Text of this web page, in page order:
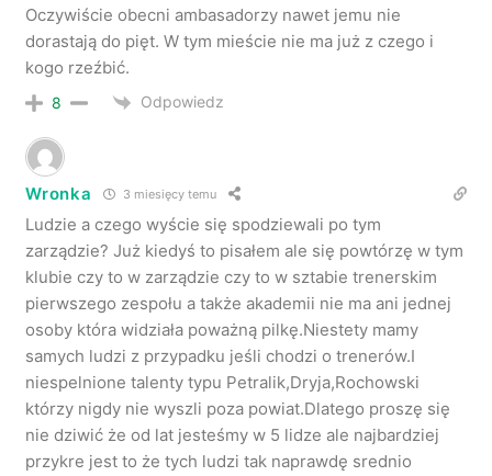
Oczywiście obecni ambasadorzy nawet jemu nie
dorastają do pięt. W tym mieście nie ma już z czego i
kogo rzeźbić.
8 Odpowiedz
Wronka 3 miesięcy temu
Ludzie a czego wyście się spodziewali po tym
zarządzie? Już kiedyś to pisałem ale się powtórzę w tym
klubie czy to w zarządzie czy to w sztabie trenerskim
pierwszego zespołu a także akademii nie ma ani jednej
osoby która widziała poważną pilkę.Niestety mamy
samych ludzi z przypadku jeśli chodzi o trenerów.I
niespelnione talenty typu Petralik,Dryja,Rochowski
którzy nigdy nie wyszli poza powiat.Dlatego proszę się
nie dziwić że od lat jesteśmy w 5 lidze ale najbardziej
przykre jest to że tych ludzi tak naprawdę srednio